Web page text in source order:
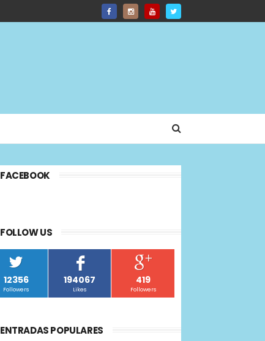
FACEBOOK
FOLLOW US
12356
Followers
194067
Likes
419
Followers
ENTRADAS POPULARES